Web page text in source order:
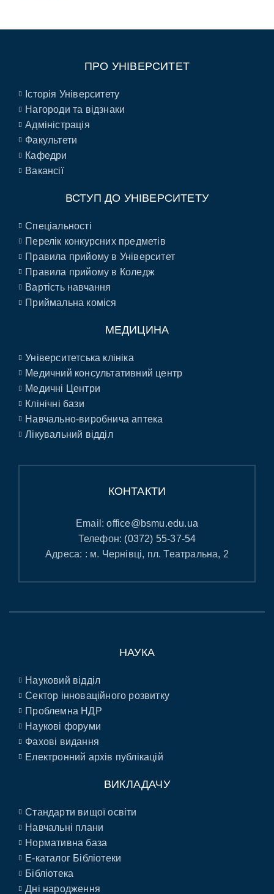
ПРО УНІВЕРСИТЕТ
Історія Університету
Нагороди та відзнаки
Адміністрація
Факультети
Кафедри
Вакансії
ВСТУП ДО УНІВЕРСИТЕТУ
Спеціальності
Перелік конкурсних предметів
Правила прийому в Університет
Правила прийому в Коледж
Вартість навчання
Приймальна коміся
МЕДИЦИНА
Університетська клініка
Медичний консультативний центр
Медичні Центри
Клінічні бази
Навчально-виробнича аптека
Лікувальний відділ
КОНТАКТИ
Email:office@bsmu.edu.ua
Телефон: (0372) 55-37-54
Адреса: : м. Чернівці, пл. Театральна, 2
НАУКА
Науковий відділ
Сектор інноваційного розвитку
Проблемна НДР
Наукові форуми
Фахові видання
Електронний архів публікацій
ВИКЛАДАЧУ
Стандарти вищої освіти
Навчальні плани
Нормативна база
E-каталог Бібліотеки
Бібліотека
Дні народження